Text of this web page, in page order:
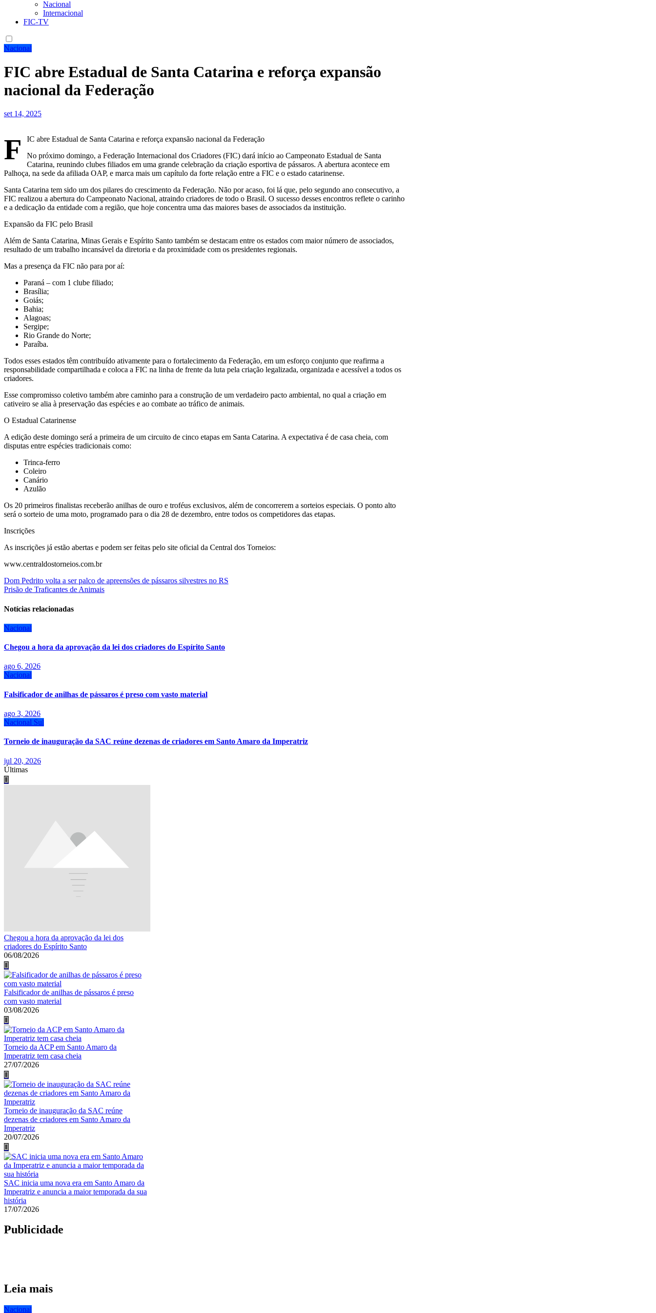
Nacional
Internacional
FIC-TV
Nacional
FIC abre Estadual de Santa Catarina e reforça expansão
nacional da Federação
set 14, 2025
F
IC abre Estadual de Santa Catarina e reforça expansão nacional da Federação
No próximo domingo, a Federação Internacional dos Criadores (FIC) dará início ao Campeonato Estadual de Santa
Catarina, reunindo clubes filiados em uma grande celebração da criação esportiva de pássaros. A abertura acontece em
Palhoça, na sede da afiliada OAP, e marca mais um capítulo da forte relação entre a FIC e o estado catarinense.
Santa Catarina tem sido um dos pilares do crescimento da Federação. Não por acaso, foi lá que, pelo segundo ano consecutivo, a
FIC realizou a abertura do Campeonato Nacional, atraindo criadores de todo o Brasil. O sucesso desses encontros reflete o carinho
e a dedicação da entidade com a região, que hoje concentra uma das maiores bases de associados da instituição.
Expansão da FIC pelo Brasil
Além de Santa Catarina, Minas Gerais e Espírito Santo também se destacam entre os estados com maior número de associados,
resultado de um trabalho incansável da diretoria e da proximidade com os presidentes regionais.
Mas a presença da FIC não para por aí:
Paraná – com 1 clube filiado;
Brasília;
Goiás;
Bahia;
Alagoas;
Sergipe;
Rio Grande do Norte;
Paraíba.
Todos esses estados têm contribuído ativamente para o fortalecimento da Federação, em um esforço conjunto que reafirma a
responsabilidade compartilhada e coloca a FIC na linha de frente da luta pela criação legalizada, organizada e acessível a todos os
criadores.
Esse compromisso coletivo também abre caminho para a construção de um verdadeiro pacto ambiental, no qual a criação em
cativeiro se alia à preservação das espécies e ao combate ao tráfico de animais.
O Estadual Catarinense
A edição deste domingo será a primeira de um circuito de cinco etapas em Santa Catarina. A expectativa é de casa cheia, com
disputas entre espécies tradicionais como:
Trinca-ferro
Coleiro
Canário
Azulão
Os 20 primeiros finalistas receberão anilhas de ouro e troféus exclusivos, além de concorrerem a sorteios especiais. O ponto alto
será o sorteio de uma moto, programado para o dia 28 de dezembro, entre todos os competidores das etapas.
Inscrições
As inscrições já estão abertas e podem ser feitas pelo site oficial da Central dos Torneios:
www.centraldostorneios.com.br
Navegação
de
Post
Dom Pedrito volta a ser palco de apreensões de pássaros silvestres no RS
Prisão de Traficantes de Animais
Notícias relacionadas
Nacional
Chegou a hora da aprovação da lei dos criadores do Espírito Santo
ago 6, 2026
Nacional
Falsificador de anilhas de pássaros é preso com vasto material
ago 3, 2026
Nacional Sul
Torneio de inauguração da SAC reúne dezenas de criadores em Santo Amaro da Imperatriz
jul 20, 2026
Últimas
Chegou a hora da aprovação da lei dos
criadores do Espírito Santo
06/08/2026
Falsificador de anilhas de pássaros é preso
com vasto material
03/08/2026
Torneio da ACP em Santo Amaro da
Imperatriz tem casa cheia
27/07/2026
Torneio de inauguração da SAC reúne
dezenas de criadores em Santo Amaro da
Imperatriz
20/07/2026
SAC inicia uma nova era em Santo Amaro da
Imperatriz e anuncia a maior temporada da sua
história
17/07/2026
Publicidade
Leia mais
Nacional